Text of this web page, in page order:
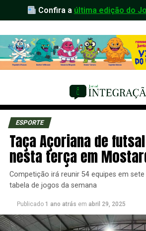
Confira a última edição do
ESPORTE
Taça Açoriana de
nesta terça em
Competição irá reunir 54 equipes em
tabela de jogos da semana
Publicado 1 ano atrás em abril 29, 2025